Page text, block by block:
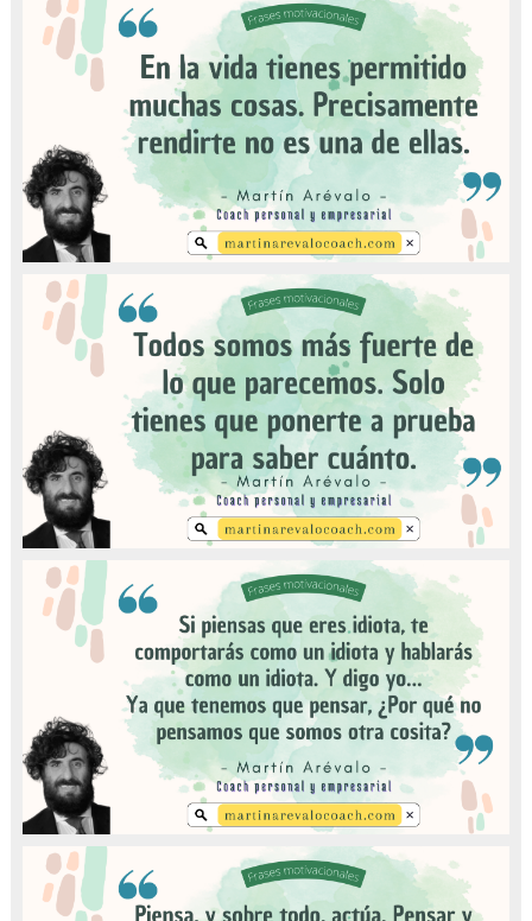
Publicado en: oct. 23, 2024
New Day
Publicado en: oct. 23, 2024
Happy Day
Publicado en: oct. 23, 2024
Nature
Publicado en: oct. 23, 2024